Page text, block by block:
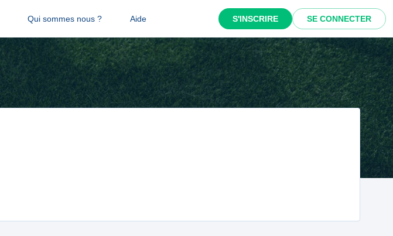
Qui sommes nous ? Aide S'INSCRIRE SE CONNECTER